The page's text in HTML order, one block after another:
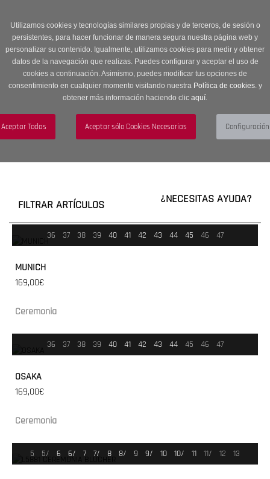
Utilizamos cookies y tecnologías similares propias y de terceros, de sesión o
persistentes, para hacer funcionar de manera segura nuestra página web y
personalizar su contenido. Igualmente, utilizamos cookies para medir y obtener
datos de la navegación que realizas. Puedes configurar y aceptar el uso de
cookies a continuación. Asimismo, puedes modificar tus opciones de
consentimiento en cualquier momento visitando nuestra Política de cookies.y
obtener más información haciendo clic aquí.
descuento en Sección OUTLET con código OUTLET20
navigation
Menú
FILTRAR ARTÍCULOS ¿NECESITAS AYUDA?
36 37 38 39 40 41 42 43 44 45 46 47
MUNICH
169,00€
Ceremonia
36 37 38 39 40 41 42 43 44 45 46 47
OSAKA
169,00€
Ceremonia
5 5/ 6 6/ 7 7/ 8 8/ 9 9/ 10 10/ 11 11/ 12 13